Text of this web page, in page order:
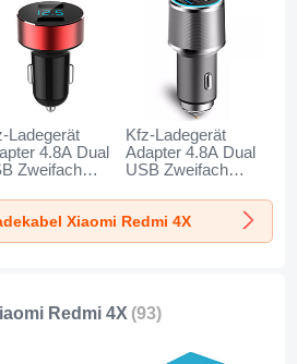
Ladegerät
4.8A Dual
Zweifach
Universal
für Xiaomi
4X Rot
Kfz-Ladegerät
Adapter 4.8A Dual
USB Zweifach
Charge Universal
K08 für Xiaomi
Redmi 4X Silber
Xiaomi Redmi 4X
Redmi 4X (93)